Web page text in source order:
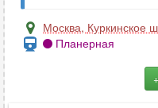
Москва, Куркинское
Планерная